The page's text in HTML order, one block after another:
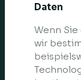
Daten
Wenn
wir